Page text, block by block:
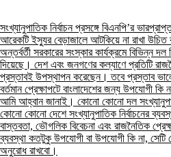
সংখ্যানুপাতিক নির্বাচন প্রসঙ্গে বিএনপি’র
আরেকটি ইস্যুর বেড়াজালে আটকিয়ে না রাখা উচিত
অন্তর্বর্তী সরকারের সংস্কার কার্যক্রমে বিভিন্ন
দিয়েছে। দেশ এবং জনগণের কল্যাণে প্রতিটি
প্রস্তাবই উপস্থাপন করেছেন। তবে প্রস্তাব ভালো
বর্তমান প্রেক্ষাপটে বাংলাদেশের জন্য উপযোগী কি
আমি আহ্বান জানাই। কোনো কোনো দল
কোনো কোনো দেশে সংখ্যানুপাতিক নির্বাচনের
বাস্তবতা, ভৌগলিক বিবেচনা এবং রাজনৈতিক
ব্যবস্থা কতটুকু উপযোগী বা উপযোগী কি না,
অনুরোধ রাখবো।